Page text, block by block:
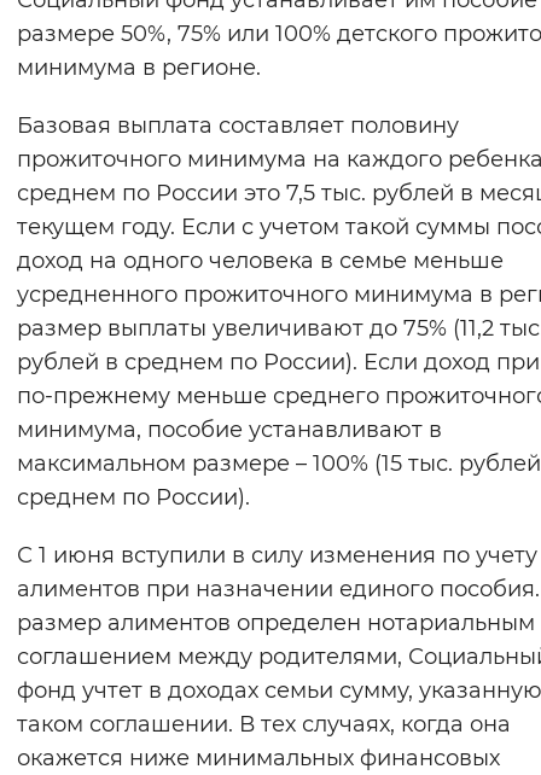
размере 50%, 75% или 100% детского
минимума в регионе.
Базовая выплата составляет половину
прожиточного минимума на каждого
среднем по России это 7,5 тыс. рублей в
текущем году. Если с учетом такой суммы
доход на одного человека в семье меньше
усредненного прожиточного минимума в
размер выплаты увеличивают до 75% (11,2
рублей в среднем по России). Если доход
по-прежнему меньше среднего
минимума, пособие устанавливают в
максимальном размере – 100% (15 тыс.
среднем по России).
С 1 июня вступили в силу изменения по учету
алиментов при назначении единого
размер алиментов определен нотариальным
соглашением между родителями,
фонд учтет в доходах семьи сумму,
таком соглашении. В тех случаях, когда она
окажется ниже минимальных финансовых